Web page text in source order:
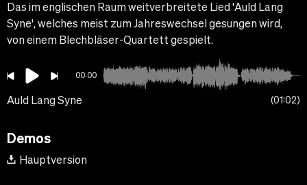
Das im englischen Raum weitverbreitete Lied 'Auld Lang
Syne', welches meist zum Jahreswechsel gesungen wird,
von einem Blechbläser-Quartett gespielt.
00:00
Auld Lang Syne 01:02
Demos
Hauptversion